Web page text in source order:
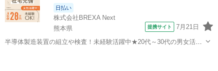
日払い
株式会社BREXA Next
熊本県
提携サイト 7月21日
半導体製造装置の組立や検査！未経験活躍中★20代～30代の男女活躍